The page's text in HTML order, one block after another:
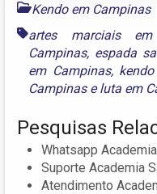
Kendo em Campinas
artes marciais em
Campinas, espada
em Campinas,
Campinaseluta em
Pesquisas
Whatsapp
Suporte Academia
Atendimento